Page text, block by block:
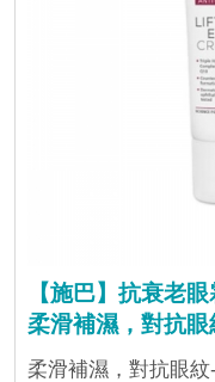
【施巴】抗衰老
柔滑補濕，對抗眼
柔滑補濕，對抗眼